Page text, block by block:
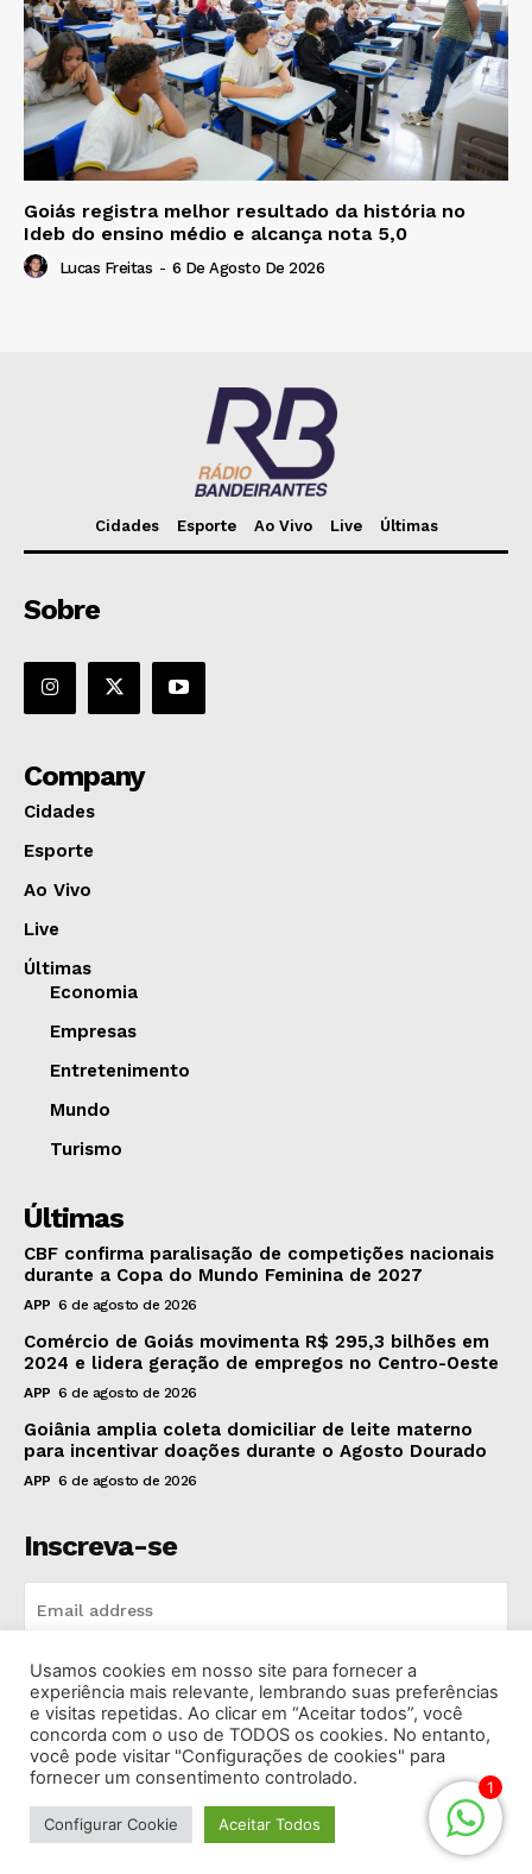
Goiás registra melhor resultado da história no
Ideb do ensino médio e alcança nota 5,0
Lucas Freitas - 6 De Agosto De 2026
Cidades Esporte Ao Vivo Live Últimas
Sobre
Company
Cidades
Esporte
Ao Vivo
Live
Últimas
Economia
Empresas
Entretenimento
Mundo
Turismo
Últimas
CBF confirma paralisação de competições nacionais
durante a Copa do Mundo Feminina de 2027
APP 6 de agosto de 2026
Comércio de Goiás movimenta R$ 295,3 bilhões em
2024 e lidera geração de empregos no Centro-Oeste
APP 6 de agosto de 2026
Goiânia amplia coleta domiciliar de leite materno
para incentivar doações durante o Agosto Dourado
APP 6 de agosto de 2026
Inscreva-se
INSCREVA-SE
I've read and accept the Privacy Policy.
© 2026 Rádio Bandeirantes Goiânia. Todos os Direitos
Reservados.
1
Usamos cookies em nosso site para fornecer a
experiência mais relevante, lembrando suas preferências
e visitas repetidas. Ao clicar em “Aceitar todos”, você
concorda com o uso de TODOS os cookies. No entanto,
você pode visitar "Configurações de cookies" para
fornecer um consentimento controlado.
Configurar Cookie Aceitar Todos